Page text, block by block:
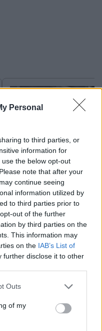
Personal
to third parties, or
information for
the below opt-out
note that after your
continue seeing
information utilized by
to third parties prior to
out of the further
by third parties on the
This information may
on the IAB’s List of
further disclose it to other
one or more Google
You may click to
its third-party tags to
in below Google
Outs
of my
εδώ
Σοκαριστική υπόθεση
Κρήτη: Τουρίστας
πόσο να πληρώσει
ασελγήσει σε
κορίτσι - Το παιδί
αμέριμνο σε αυλή
επιχείρησης